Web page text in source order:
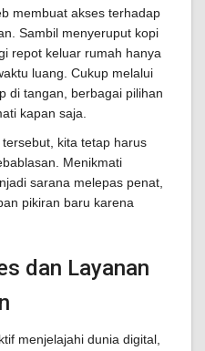
membuat akses terhadap
Sambil menyeruput kopi
repot keluar rumah hanya
luang. Cukup melalui
di tangan, berbagai pilihan
kapan saja.
kita tetap harus
Menikmati
sarana melepas penat,
pikiran baru karena
dan Layanan
menjelajahi dunia digital,